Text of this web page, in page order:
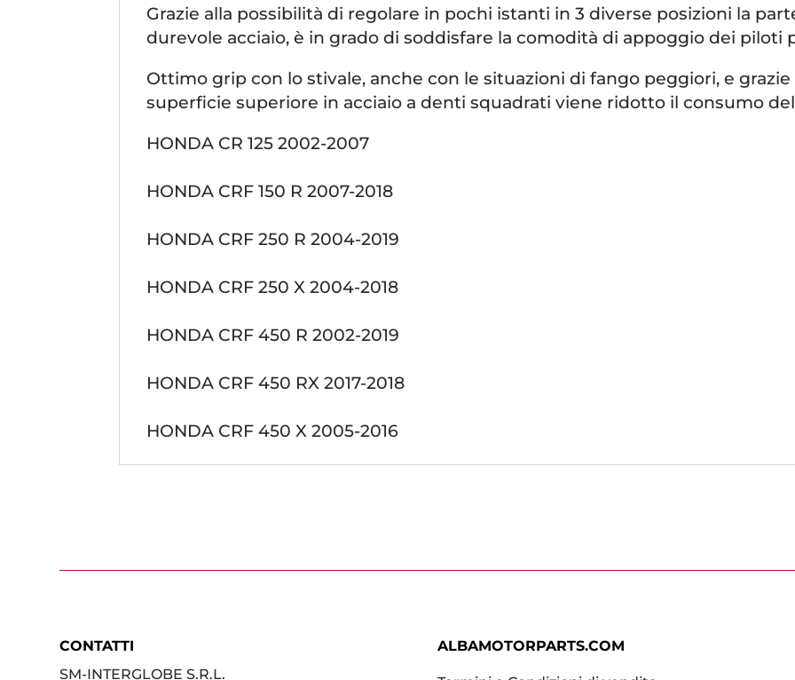
Grazie alla possibilità di regolare in pochi istanti in 3 diverse posizioni la
durevole acciaio, è in grado di soddisfare la comodità di appoggio dei piloti
Ottimo grip con lo stivale, anche con le situazioni di fango peggiori, e
superficie superiore in acciaio a denti squadrati viene ridotto il consumo
HONDA CR 125 2002-2007
HONDA CRF 150 R 2007-2018
HONDA CRF 250 R 2004-2019
HONDA CRF 250 X 2004-2018
HONDA CRF 450 R 2002-2019
HONDA CRF 450 RX 2017-2018
HONDA CRF 450 X 2005-2016
CONTATTI
SM-INTERGLOBE S.R.L.
ALBAMOTORPARTS.COM